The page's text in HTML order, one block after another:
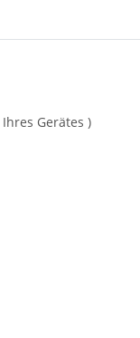
Ihres Gerätes )